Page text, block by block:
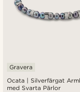
Ocata | Silverfärgat
med Svarta Pärlor
Gravera